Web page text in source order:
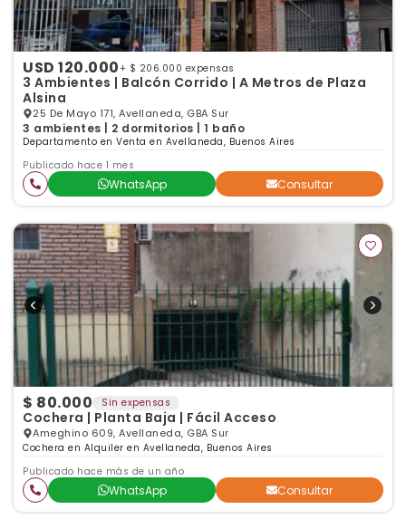
USD 120.000 + $ 206.000 expensas
3 Ambientes | Balcón Corrido | A Metros de Plaza
Alsina
25 De Mayo 171, Avellaneda, GBA Sur
3 ambientes | 2 dormitorios | 1 baño
Departamento en Venta en Avellaneda, Buenos Aires
Publicado hace 1 mes
WhatsApp Consultar
$ 80.000 Sin expensas
Cochera | Planta Baja | Fácil Acceso
Ameghino 609, Avellaneda, GBA Sur
Cochera en Alquiler en Avellaneda, Buenos Aires
Publicado hace más de un año
WhatsApp Consultar